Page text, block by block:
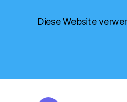
Diese Website